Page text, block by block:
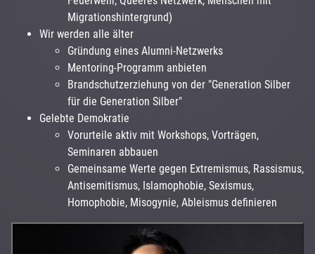
Migrationshintergrund)
Wir werden alle älter
Gründung eines Alumni-Netzwerks
Mentoring-Programm anbieten
Brandschutzerziehung von der "Generation Silber
für die Generation Silber"
Gelebte Demokratie
Vorurteile aktiv mit Workshops, Vorträgen,
Seminaren abbauen
Gemeinsame Werte gegen Extremismus, Rassismus,
Antisemitismus, Islamophobie, Sexismus,
Homophobie, Misogynie, Ableismus definieren